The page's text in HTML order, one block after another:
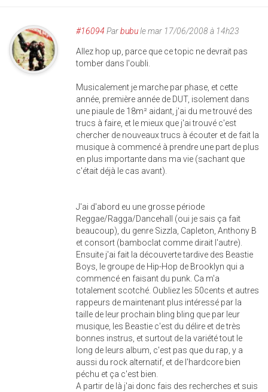
#16094 Parbubule mar 17/06/2008 à 14h23
Allez hop up, parce que ce topic ne devrait pas
tomber dans l'oubli.
Musicalement je marche par phase, et cette
année, première année de DUT, isolement dans
une piaule de 18m² aidant, j'ai du me trouvé des
trucs à faire, et le mieux que j'ai trouvé c'est
chercher de nouveaux trucs à écouter et de fait la
musique à commencé à prendre une part de plus
en plus importante dans ma vie (sachant que
c'était déjà le cas avant).
J'ai d'abord eu une grosse période
Reggae/Ragga/Dancehall (oui je sais ça fait
beaucoup), du genre Sizzla, Capleton, Anthony B
et consort (bamboclat comme dirait l'autre).
Ensuite j'ai fait la découverte tardive des Beastie
Boys, le groupe de Hip-Hop de Brooklyn qui a
commencé en faisant du punk. Ca m'a
totalement scotché. Oubliez les 50cents et autres
rappeurs de maintenant plus intéressé par la
taille de leur prochain bling bling que par leur
musique, les Beastie c'est du délire et de très
bonnes instrus, et surtout de la variété tout le
long de leurs album, c'est pas que du rap, y a
aussi du rock alternatif, et de l'hardcore bien
péchu et ça c'est bien.
A partir de là j'ai donc fais des recherches et suis